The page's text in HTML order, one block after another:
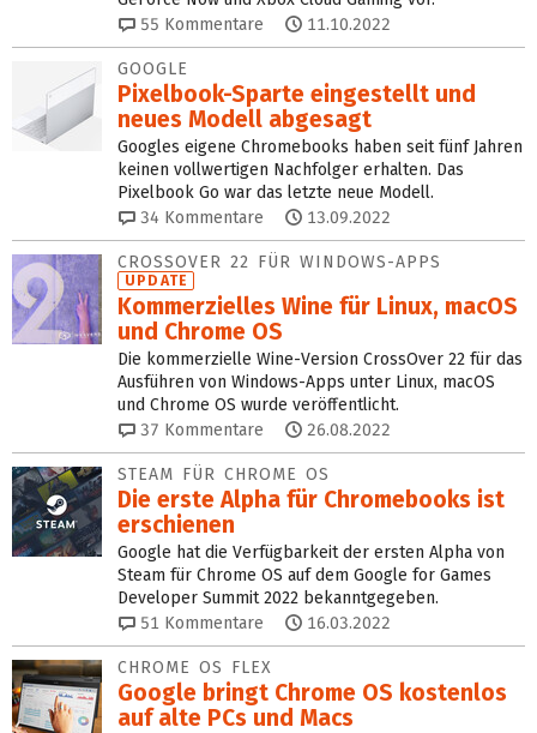
55 Kommentare 11.10.2022
GOOGLE
Pixelbook-Sparte eingestellt und
neues Modell abgesagt
Googles eigene Chromebooks haben seit fünf Jahren
keinen vollwertigen Nachfolger erhalten. Das
Pixelbook Go war das letzte neue Modell.
34 Kommentare 13.09.2022
CROSSOVER 22 FÜR WINDOWS-APPS
UPDATE
Kommerzielles Wine für Linux, macOS
und Chrome OS
Die kommerzielle Wine-Version CrossOver 22 für das
Ausführen von Windows-Apps unter Linux, macOS
und Chrome OS wurde veröffentlicht.
37 Kommentare 26.08.2022
STEAM FÜR CHROME OS
Die erste Alpha für Chromebooks ist
erschienen
Google hat die Verfügbarkeit der ersten Alpha von
Steam für Chrome OS auf dem Google for Games
Developer Summit 2022 bekanntgegeben.
51 Kommentare 16.03.2022
CHROME OS FLEX
Google bringt Chrome OS kos­ten­los
auf alte PCs und Macs